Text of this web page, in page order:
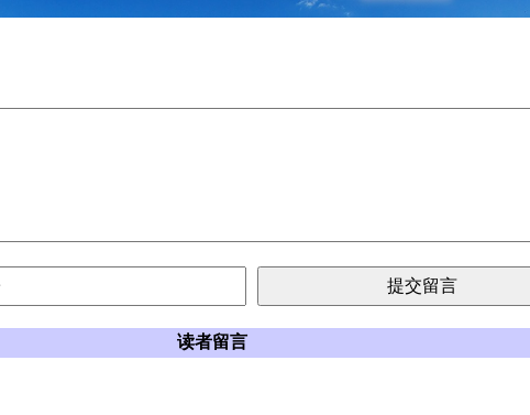
读者留言